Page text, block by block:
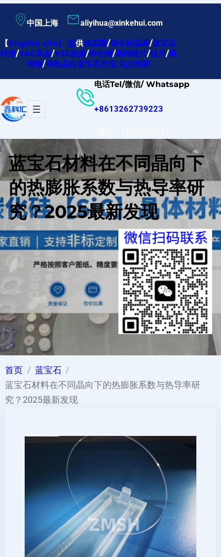
内
容
中国上海 aliyihua@xinkehui.com
【English site】提供硅晶圆/碳化硅晶棒/蓝宝石
衬底/YAG单晶/YSZ晶圆/砷化铟/高纯锗片/硅片/高
纯铟/特殊晶向蓝宝石衬底 站点地图
电话Tel/微信/ Whatsapp
+8613262739223
蓝宝石材料在不同晶向下
的热膨胀系数与热导率研
究？2025最新发现
首页
蓝宝石
蓝宝石材料在不同晶向下的热膨胀系数与热导率研
究？2025最新发现